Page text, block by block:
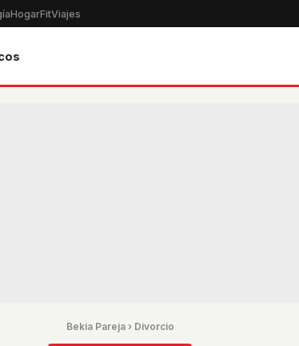
HogarFitViajes
Bekia Pareja› Divorcio